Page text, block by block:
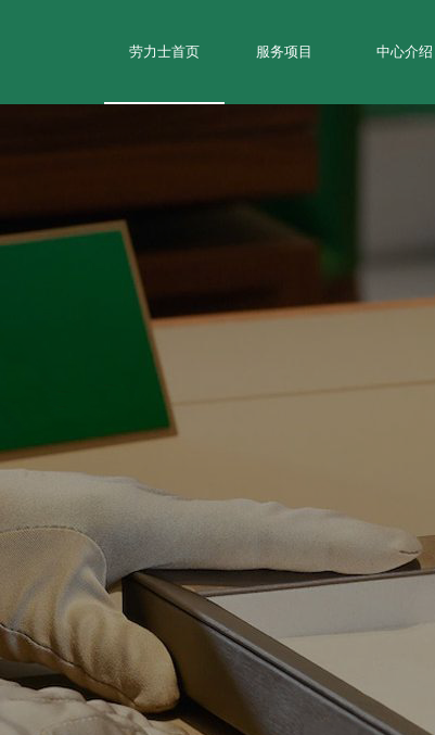
劳力士首页 服务项目 中心介绍